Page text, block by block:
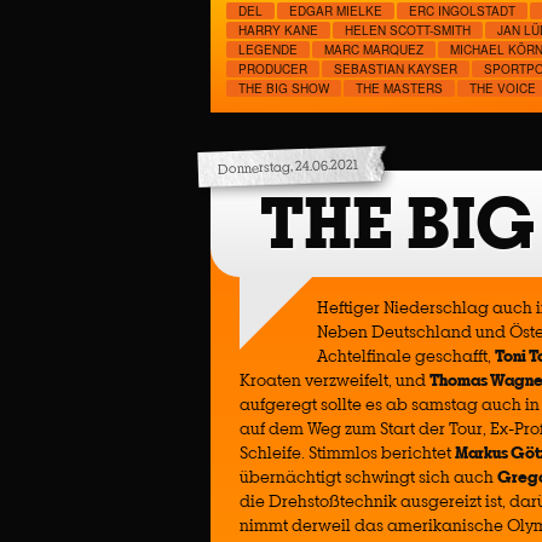
DEL
EDGAR MIELKE ERC INGOLSTADT
HARRY KANE
HELEN SCOTT-SMITH JAN
LEGENDE
MARC MARQUEZ MICHAEL
PRODUCER
SEBASTIAN KAYSER
THE BIG SHOW
THE MASTERS THE VOICE
Donnerstag, 24.06.2021
THE
Heftiger Niederschlag auch
Neben Deutschland und
Achtelfinale geschafft, Toni
Kroaten verzweifelt, undThomas
aufgeregt sollte es ab samstag auch
auf dem Weg zum Start der Tour, Ex-
Schleife. Stimmlos berichtetMarkus
übernächtigt schwingt sich auch
die Drehstoßtechnik ausgereizt ist,
nimmt derweil das amerikanische